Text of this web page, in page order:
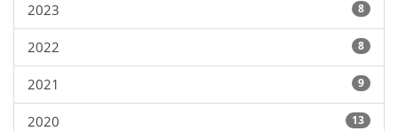
2023 8
2022 8
2021 9
2020 13